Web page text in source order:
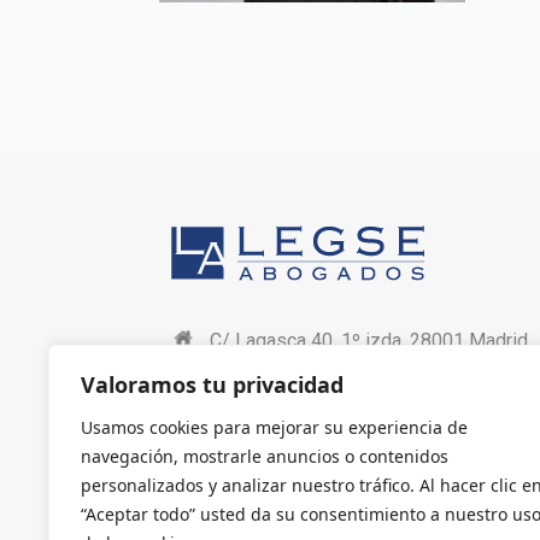
Valoramos tu privacidad
Usamos cookies para mejorar su experiencia de
navegación, mostrarle anuncios o contenidos
personalizados y analizar nuestro tráfico. Al hacer clic
“Aceptar todo” usted da su consentimiento a nuestro uso
C/ Lagasca 40, 1º izda. 28001 Madrid
+34 91 576 06 73
+34 91 576 08 73
legse@legse.com
Mostrar código QR